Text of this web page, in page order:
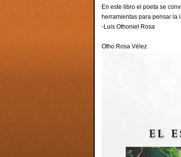
En este libro el poeta se
herramientas para pensar la
-Luis Othoniel Rosa
Otho Rosa Vélez